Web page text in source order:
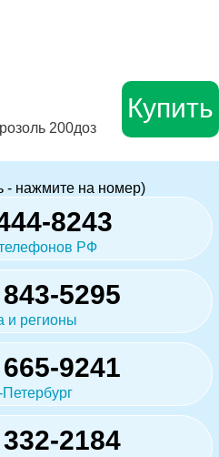
200доз
Купить
- нажмите на номер)
8243
РФ
5295
и регионы
9241
2184